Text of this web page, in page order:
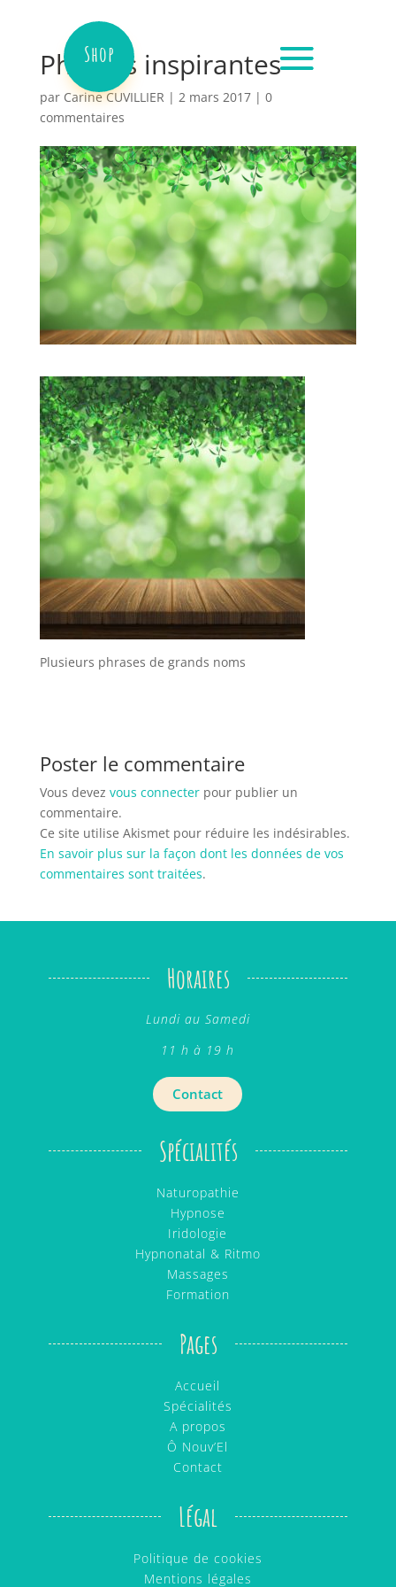
Shop
Phrases inspirantes
par Carine CUVILLIER | 2 mars 2017| 0
commentaires
Plusieurs phrases de grands noms
Poster le commentaire
Vous devez vous connecterpour publier un
commentaire.
Ce site utilise Akismet pour réduire les indésirables.
En savoir plus sur la façon dont les données de vos
commentaires sont traitées.
Horaires
Lundi au Samedi
11 h à 19 h
Contact
Spécialités
Naturopathie
Hypnose
Iridologie
Hypnonatal & Ritmo
Massages
Formation
Pages
Accueil
Spécialités
A propos
Ô Nouv’El
Contact
Légal
Politique de cookies
Mentions légales